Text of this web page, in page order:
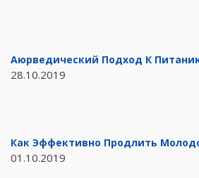
Аюрведический Подход К
28.10.2019
Как Эффективно Продлить
01.10.2019